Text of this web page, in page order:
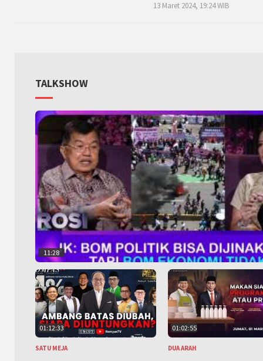
13 Maret 2024, 19:24 WIB
TALKSHOW
11:28
01:12:33
SATU MEJA
01:02:55
DUA ARAH